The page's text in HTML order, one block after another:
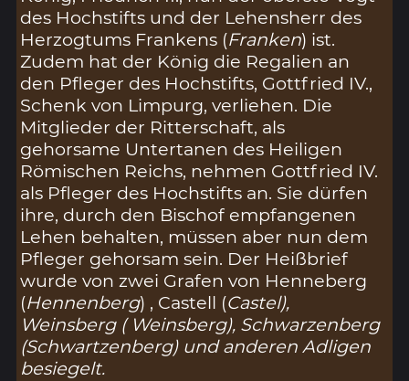
des Hochstifts und der Lehensherr des
Herzogtums Frankens (Franken) ist.
Zudem hat der König die Regalien an
den Pfleger des Hochstifts, Gottfried IV.,
Schenk von Limpurg, verliehen. Die
Mitglieder der Ritterschaft, als
gehorsame Untertanen des Heiligen
Römischen Reichs, nehmen Gottfried IV.
als Pfleger des Hochstifts an. Sie dürfen
ihre, durch den Bischof empfangenen
Lehen behalten, müssen aber nun dem
Pfleger gehorsam sein. Der Heißbrief
wurde von zwei Grafen von Henneberg
(Hennenberg) , Castell (Castel),
Weinsberg (Weinsberg), Schwarzenberg
(Schwartzenberg) und anderen Adligen
besiegelt.